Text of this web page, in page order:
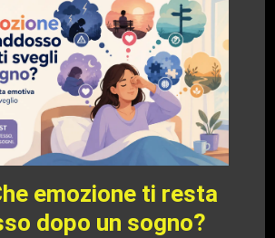
emozione ti resta
dopo un sogno?